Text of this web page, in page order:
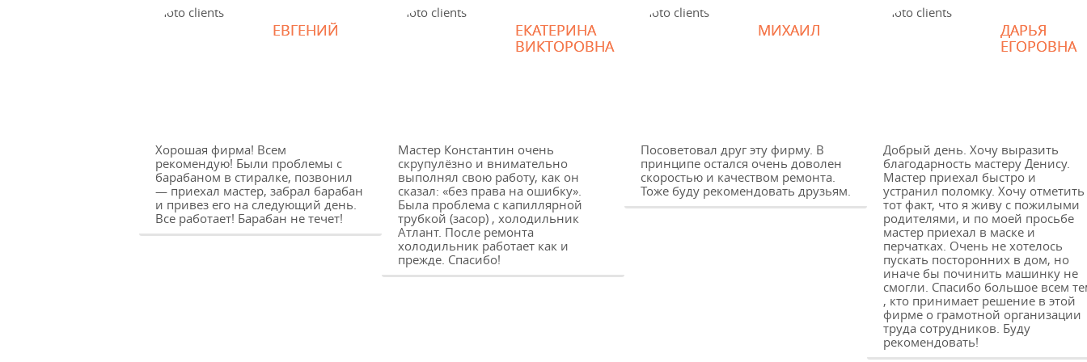
ЕВГЕНИЙ
Хорошая фирма! Всем
рекомендую! Были проблемы с
барабаном в стиралке, позвонил
— приехал мастер, забрал барабан
и привез его на следующий день.
Все работает! Барабан не течет!
ЕКАТЕРИНА
ВИКТОРОВНА
Мастер Константин очень
скрупулёзно и внимательно
выполнял свою работу, как он
сказал: «без права на ошибку».
Была проблема с капиллярной
трубкой (засор) , холодильник
Атлант. После ремонта
холодильник работает как и
прежде. Спасибо!
МИХАИЛ
Посоветовал друг эту фирму. В
принципе остался очень доволен
скоростью и качеством ремонта.
Тоже буду рекомендовать друзьям.
ДАРЬЯ
ЕГОРОВНА
Добрый день. Хочу выразить
благодарность мастеру Денису.
Мастер приехал быстро и
устранил поломку. Хочу отметить
тот факт, что я живу с пожилыми
родителями, и по моей просьбе
мастер приехал в маске и
перчатках. Очень не хотелось
пускать посторонних в дом, но
иначе бы починить машинку не
смогли. Спасибо большое всем
, кто принимает решение в этой
фирме о грамотной организации
труда сотрудников. Буду
рекомендовать!